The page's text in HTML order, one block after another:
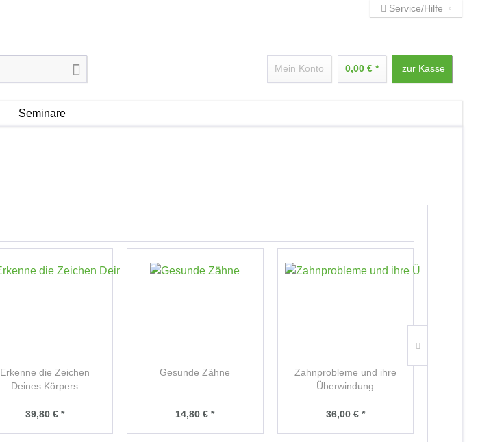
Service/Hilfe
Mein Konto 0,00 € * zur Kasse
Seminare
Erkenne die Zeichen
Deines Körpers
39,80 € *
Gesunde Zähne
14,80 € *
Zahnprobleme und ihre
Überwindung
36,00 € *